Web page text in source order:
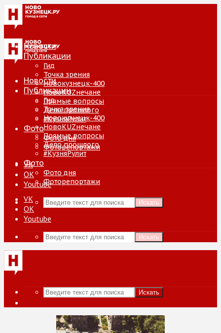
Новости
Публикации
Гид
Точка зрения
Новокузнецк-400
НовоKUZнечане
Прямые вопросы
Дело прошлого
#КузняРулит
Фото
Фото дня
Фоторепортажи
VK
ОК
Youtube
Искать
Новости
Публикации
Гид
Точка зрения
Новокузнецк-400
НовоKUZнечане
Прямые вопросы
Дело прошлого
#КузняРулит
Фото
Фото дня
Фоторепортажи
VK
ОК
Youtube
Искать
Искать